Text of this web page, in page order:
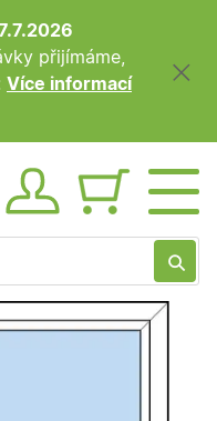
přijímáme,
Více informací
Obsah